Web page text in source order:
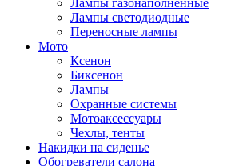
Лампы светодиодные
Переносные лампы
Мото
Ксенон
Биксенон
Лампы
Охранные системы
Мотоаксессуары
Чехлы, тенты
Накидки на сиденье
Обогреватели салона